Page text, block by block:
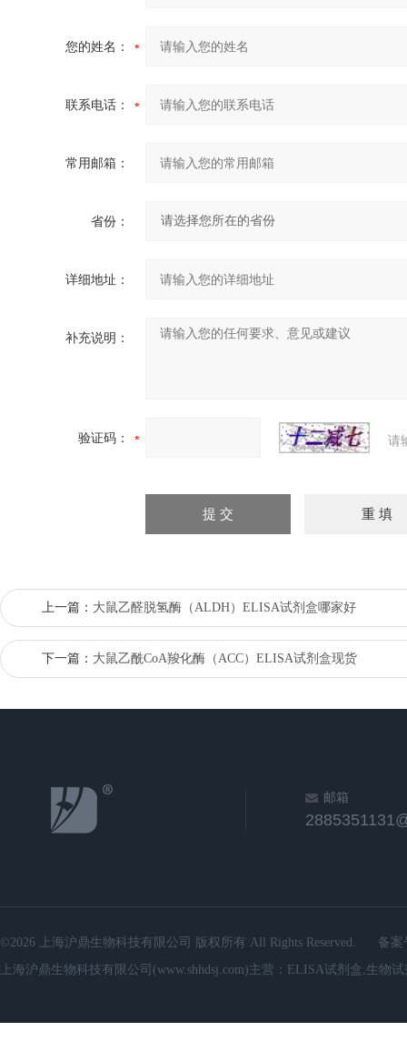
您的姓名：
联系电话：
常用邮箱：
省份：
详细地址：
补充说明：
验证码： 请
上一篇： 大鼠乙醛脱氢酶（ALDH）ELISA试剂盒哪家好
下一篇： 大鼠乙酰CoA羧化酶（ACC）ELISA试剂盒现货
邮箱
©2026 上海沪鼎生物科技有限公司 版权所有 All Rights Reserved.
备案
上海沪鼎生物科技有限公司(www.shhdsj.com)主营：ELISA试剂盒,生物